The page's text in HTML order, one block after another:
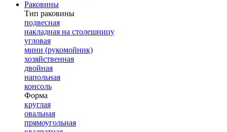
Раковины
Тип раковины
подвесная
накладная на столешницу
угловая
мини (рукомойник)
хозяйственная
двойная
напольная
консоль
Форма
круглая
овальная
прямоугольная